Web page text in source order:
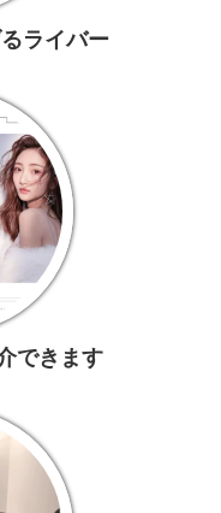
ライバー
できます